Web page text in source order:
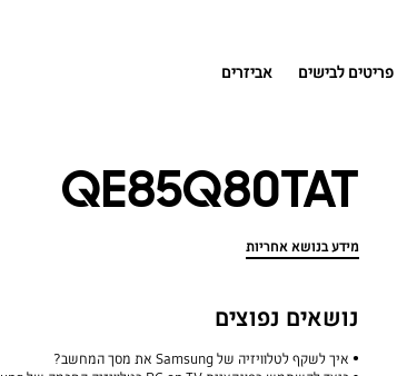
פריטים לבישים אביזרים
QE85Q80TAT
מידע בנושא אחריות
נושאים נפוצים
איך לשקף לטלוויזיה של Samsung את מסך המחשב?